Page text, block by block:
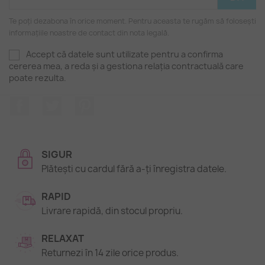
Te poți dezabona în orice moment. Pentru aceasta te rugăm să folosești
informațiile noastre de contact din nota legală.
Accept că datele sunt utilizate pentru a confirma
cererea mea, a reda și a gestiona relația contractuală care
poate rezulta.
SIGUR
Plătești cu cardul fără a-ți înregistra datele.
RAPID
Livrare rapidă, din stocul propriu.
RELAXAT
Returnezi în 14 zile orice produs.